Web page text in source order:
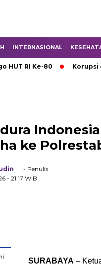
INTERNASIONAL
RI Ke-80 Korupsi di
ke
- Penulis
- 21:17 WIB
SURABAYA –